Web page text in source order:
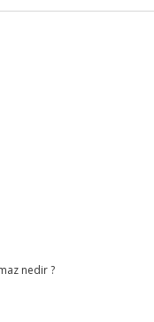
nedir ?